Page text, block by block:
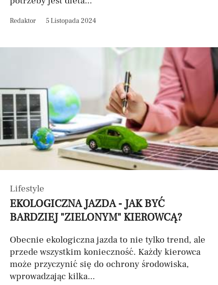
Redaktor 5 Listopada 2024
Lifestyle
EKOLOGICZNA JAZDA - JAK BYĆ
BARDZIEJ "ZIELONYM" KIEROWCĄ?
Obecnie ekologiczna jazda to nie tylko trend, ale
przede wszystkim konieczność. Każdy kierowca
może przyczynić się do ochrony środowiska,
wprowadzając kilka...